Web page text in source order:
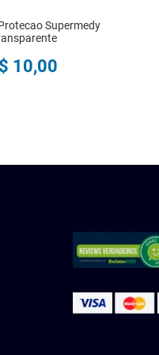
Supermedy
10,00